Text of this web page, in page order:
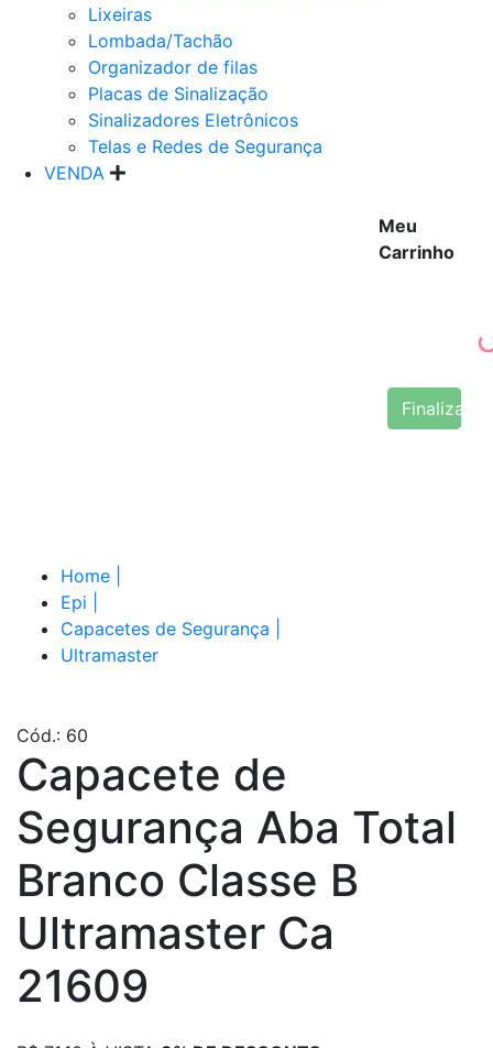
Lixeiras
Lombada/Tachão
Organizador de filas
Placas de Sinalização
Sinalizadores Eletrônicos
Telas e Redes de Segurança
VENDA
Meu
Carrinho
Finalizar
Home
Epi
Capacetes de Segurança
Ultramaster
Cód.: 60
Capacete de
Segurança Aba Total
Branco Classe B
Ultramaster Ca
21609